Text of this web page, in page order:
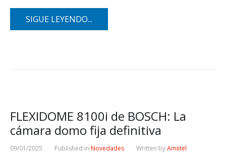
SIGUE LEYENDO...
FLEXIDOME 8100i de BOSCH: La
cámara domo fija definitiva
09/01/2025 Published in Novedades Written byAmiitel